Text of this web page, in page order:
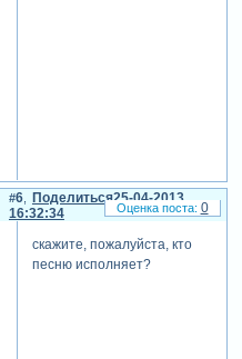
Поделиться
6
25-04-2013
16:32:34
скажите, пожалуйста, кто
песню исполняет?
0